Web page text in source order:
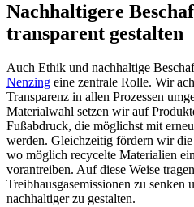
Nachhaltigere
transparent gestalten
Auch Ethik und nachhaltige
Nenzing eine zentrale Rolle. Wir
Transparenz in allen Prozessen
Materialwahl setzen wir auf
Fußabdruck, die möglichst mit
werden. Gleichzeitig fördern wir
wo möglich recycelte Materialien
vorantreiben. Auf diese Weise
Treibhausgasemissionen zu senken
nachhaltiger zu gestalten.